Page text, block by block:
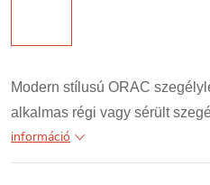
Modern stílusú ORAC
alkalmas régi vagy sérült
információ